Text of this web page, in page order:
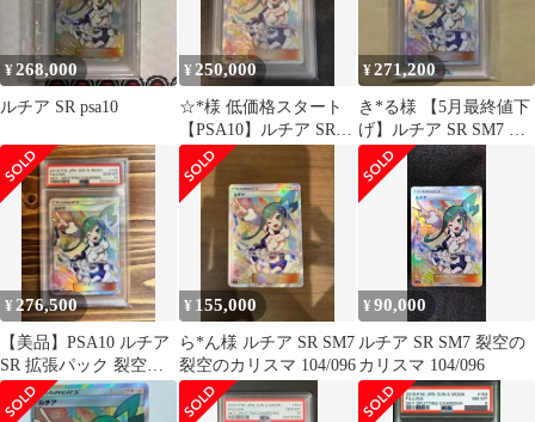
¥268,000
ルチア SR psa10
¥ 250,000
☆*様 低価格スタート
【PSA10】ルチア SR
SM7 裂空のカリスマ
104
¥271,200
き*る様 【5月最終値下
げ】ルチア SR SM7 裂
空のカリスマ 104/096
¥ 276,500
【美品】PSA10 ルチア
SR 拡張パック 裂空の
カリスマ 104/096
¥ 155,000
ら*ん様 ルチア SR SM7
裂空のカリスマ 104/096
¥90,000
ルチア SR SM7 裂空の
カリスマ 104/096